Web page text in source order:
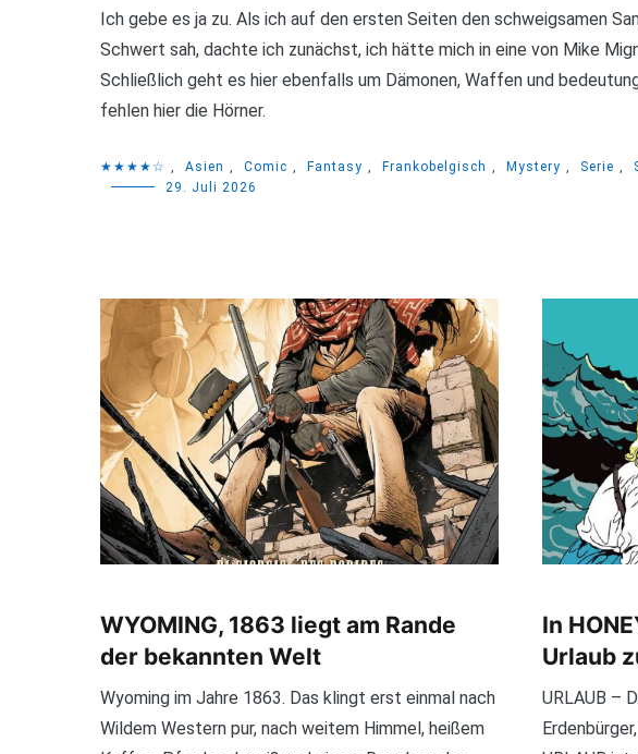
Ich gebe es ja zu. Als ich auf den ersten Seiten den schweigsamen
Schwert sah, dachte ich zunächst, ich hätte mich in eine von Mike
Schließlich geht es hier ebenfalls um Dämonen, Waffen und
fehlen hier die Hörner.
★★★★☆ , Asien , Comic , Fantasy , Frankobelgisch , Mystery , Serie ,
29. Juli 2026
WYOMING, 1863 liegt am Rande
der bekannten Welt
Wyoming im Jahre 1863. Das klingt erst einmal nach
Wildem Western pur, nach weitem Himmel, heißem
In
Urlaub
URLAUB –